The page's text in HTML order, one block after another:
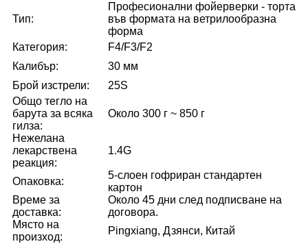
Тип:
Професионални фойерверки - торта
във формата на ветрилообразна
форма
Категория:
F4/F3/F2
Калибър:
30 мм
Брой изстрели:
25S
Общо тегло на
барута за всяка
гилза:
Около 300 г ~ 850 г
Нежелана
лекарствена
реакция:
1.4G
Опаковка:
5-слоен гофриран стандартен
картон
Време за
доставка:
Около 45 дни след подписване на
договора.
Място на
произход:
Pingxiang, Дзянси, Китай